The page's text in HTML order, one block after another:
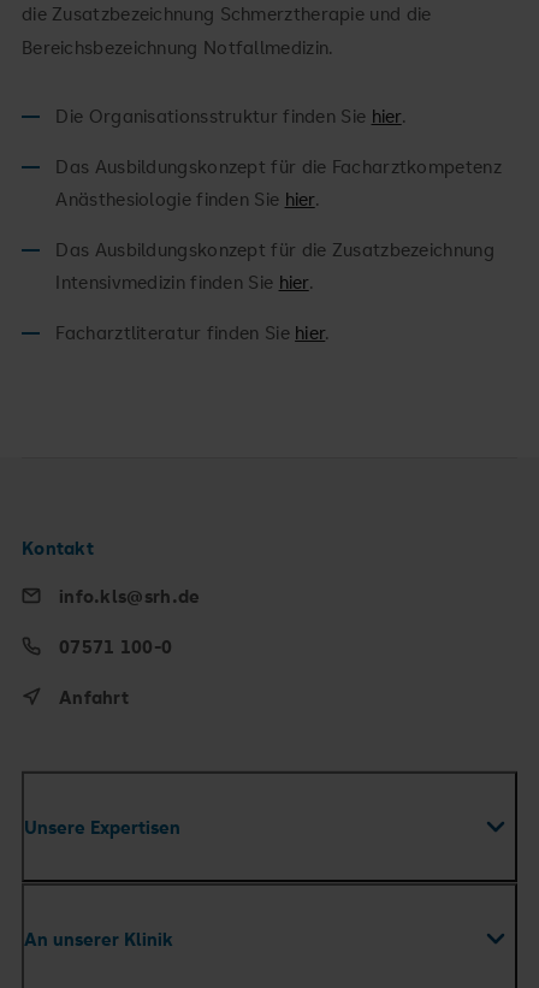
die Zusatzbezeichnung Schmerztherapie und die
Bereichsbezeichnung Notfallmedizin.
Die Organisationsstruktur finden Sie hier.
Das Ausbildungskonzept für die Facharztkompetenz
Anästhesiologie finden Sie hier.
Das Ausbildungskonzept für die Zusatzbezeichnung
Intensivmedizin finden Sie hier.
Facharztliteratur finden Sie hier.
Unsere Expertisen
Zentren
An unserer Klinik
Kontakt
info.kls@srh.de
07571 100-0
Anfahrt